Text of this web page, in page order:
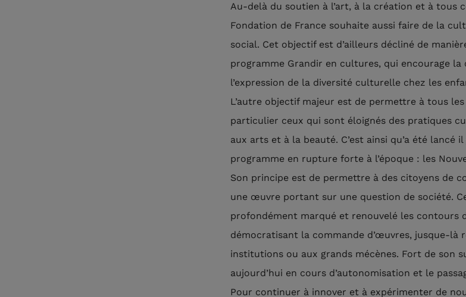
Au-delà du soutien à l’art, à la création et à tous
Fondation de France souhaite aussi faire de la
social. Cet objectif est d’ailleurs décliné de
programme Grandir en cultures, qui encourage la
l’expression de la diversité culturelle chez les
L’autre objectif majeur est de permettre à tous
particulier ceux qui sont éloignés des pratiques
aux arts et à la beauté. C’est ainsi qu’a été lancé
programme en rupture forte à l’époque : les
Son principe est de permettre à des citoyens de
une œuvre portant sur une question de société.
profondément marqué et renouvelé les contours
démocratisant la commande d’œuvres, jusque-là
institutions ou aux grands mécènes. Fort de son
aujourd’hui en cours d’autonomisation et le
Pour continuer à innover et à expérimenter de